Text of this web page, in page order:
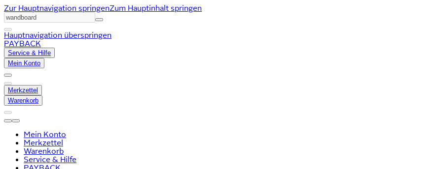
Zur Hauptnavigation springenZum Hauptinhalt springen
Hauptnavigation überspringen
PAYBACK
Service & Hilfe
Mein Konto
Merkzettel
Warenkorb
Mein Konto
Merkzettel
Warenkorb
Service & Hilfe